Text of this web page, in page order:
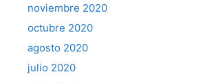
noviembre 2020
octubre 2020
agosto 2020
julio 2020